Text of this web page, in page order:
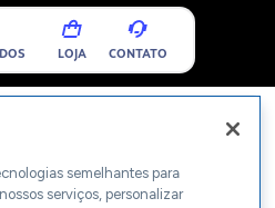
LOJA CONTATO
semelhantes para
serviços, personalizar